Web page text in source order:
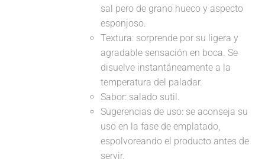
sal pero de grano hueco y aspecto
esponjoso.
Textura: sorprende por su ligera y
agradable sensación en boca. Se
disuelve instantáneamente a la
temperatura del paladar.
Sabor: salado sutil.
Sugerencias de uso: se aconseja su
uso en la fase de emplatado,
espolvoreando el producto antes de
servir.